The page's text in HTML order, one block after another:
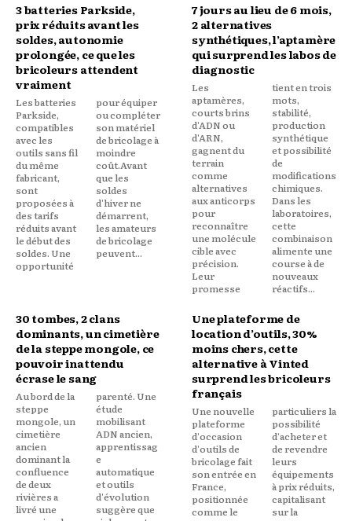
3 batteries Parkside,
prix réduits avant les
soldes, autonomie
prolongée, ce que les
bricoleurs attendent
vraiment
Les batteries
Parkside,
compatibles
avec les
outils sans fil
du même
fabricant,
sont
proposées à
des tarifs
réduits avant
le début des
soldes. Une
opportunité
pour équiper
ou compléter
son matériel
de bricolage à
moindre
coût.Avant
que les
soldes
d'hiver ne
démarrent,
les amateurs
de bricolage
peuvent...
7 jours au lieu de 6 mois,
2 alternatives
synthétiques, l’aptamère
qui surprend les labos de
diagnostic
Les
aptamères,
courts brins
d'ADN ou
d'ARN,
gagnent du
terrain
comme
alternatives
aux anticorps
pour
reconnaître
une molécule
cible avec
précision.
Leur
promesse
tient en trois
mots,
stabilité,
production
synthétique
et possibilité
de
modifications
chimiques.
Dans les
laboratoires,
cette
combinaison
alimente une
course à de
nouveaux
réactifs...
30 tombes, 2 clans
dominants, un cimetière
de la steppe mongole, ce
pouvoir inattendu
écrase le sang
Au bord de la
steppe
mongole, un
cimetière
ancien
dominant la
confluence
de deux
rivières a
livré une
parenté. Une
étude
mobilisant
ADN ancien,
apprentissag
e
automatique
et outils
d'évolution
suggère que
Une plateforme de
location d’outils, 30%
moins chers, cette
alternative à Vinted
surprend les bricoleurs
français
Une nouvelle
plateforme
d'occasion
d'outils de
bricolage fait
son entrée en
France,
positionnée
comme le
particuliers la
possibilité
d'acheter et
de revendre
leurs
équipements
à prix réduits,
capitalisant
sur la